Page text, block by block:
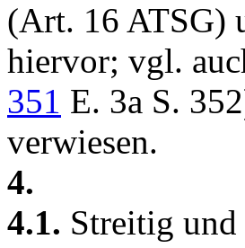
(Art. 16 ATSG)
hiervor; vgl.
351 E. 3a S.
verwiesen.
4.
4.1. Streitig und